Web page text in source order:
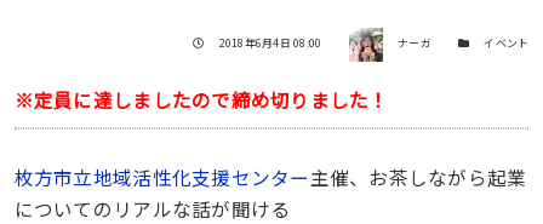
投稿日
2018年6月4日 08:00 著者 ナーガ カテゴリー
イベント
※定員に達しましたので締め切りました！
枚方市立地域活性化支援センター主催、お茶しながら起業
についてのリアルな話が聞ける